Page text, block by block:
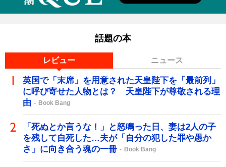
話題の本
レビュー ニュース
英国で「末席」を用意された天皇陛下を「最前列」
に呼び寄せた人物とは？ 天皇陛下が尊敬される理
由
Book Bang
「死ぬとか言うな！」と怒鳴った日、妻は2人の子
を残して自死した…夫が「自分の犯した罪や愚か
さ」に向き合う魂の一冊
Book Bang